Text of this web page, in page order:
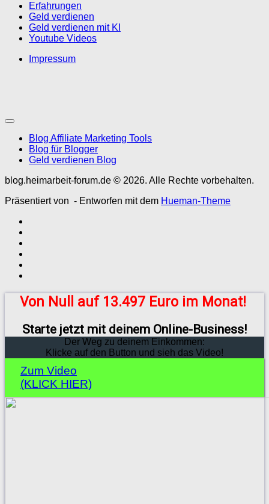
Erfahrungen
Geld verdienen
Geld verdienen mit KI
Youtube Videos
Impressum
Blog Affiliate Marketing Tools
Blog für Blogger
Geld verdienen Blog
blog.heimarbeit-forum.de © 2026. Alle Rechte vorbehalten.
Präsentiert von - Entworfen mit dem Hueman-Theme
Von Null auf 13.497 Euro im Monat!
Starte jetzt mit deinem Online-Business!
Der Weg zu deinem Einkommen:
Klicke auf den Button und sieh das Video!
Zum Video
(KLICK HIER)